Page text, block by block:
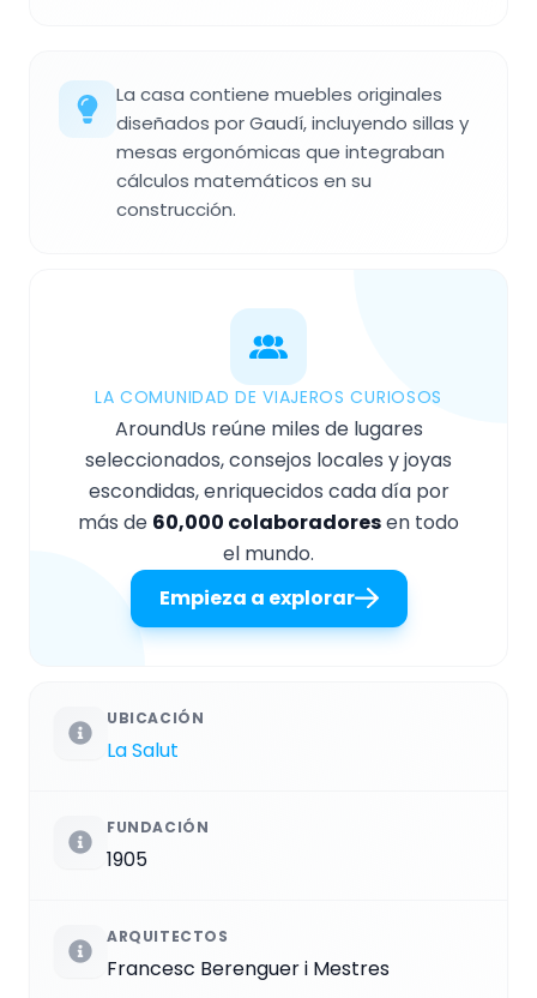
La casa contiene muebles originales
diseñados por Gaudí, incluyendo sillas y
mesas ergonómicas que integraban
cálculos matemáticos en su
construcción.
LA COMUNIDAD DE VIAJEROS CURIOSOS
AroundUs reúne miles de lugares
seleccionados, consejos locales y joyas
escondidas, enriquecidos cada día por
más de 60,000 colaboradoresen todo
el mundo.
Empieza a explorar
UBICACIÓN
La Salut
FUNDACIÓN
1905
ARQUITECTOS
Francesc Berenguer i Mestres